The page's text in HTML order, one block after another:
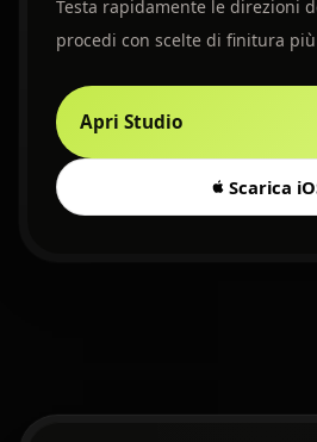
Testa rapidamente le direzioni
procedi con scelte di finitura
Apri Studio
Scarica